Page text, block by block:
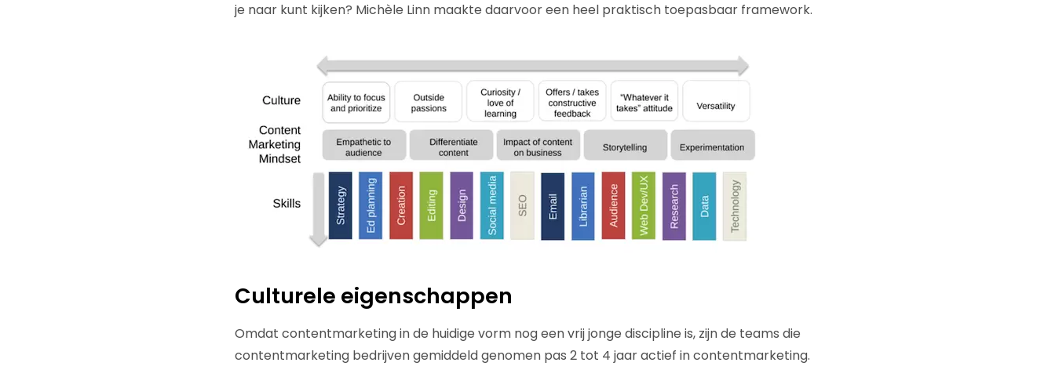
je naar kunt kijken? Michèle Linn maakte daarvoor een heel praktisch toepasbaar framework.
Culturele eigenschappen
Omdat contentmarketing in de huidige vorm nog een vrij jonge discipline is, zijn de teams die
contentmarketing bedrijven gemiddeld genomen pas 2 tot 4 jaar actief in contentmarketing.